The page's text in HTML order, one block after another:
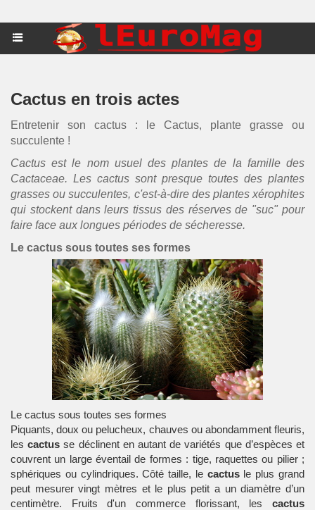
Cactus en trois actes
Entretenir son cactus : le Cactus, plante grasse ou
succulente !
Cactus est le nom usuel des plantes de la famille des
Cactaceae. Les cactus sont presque toutes des plantes
grasses ou succulentes, c'est-à-dire des plantes xérophites
qui stockent dans leurs tissus des réserves de "suc" pour
faire face aux longues périodes de sécheresse.
Le cactus sous toutes ses formes
Le cactus sous toutes ses formes
Piquants, doux ou pelucheux, chauves ou abondamment fleuris,
lescactus se déclinent en autant de variétés que d’espèces et
couvrent un large éventail de formes : tige, raquettes ou pilier ;
sphériques ou cylindriques. Côté taille, le cactusle plus grand
peut mesurer vingt mètres et le plus petit a un diamètre d’un
centimètre. Fruits d'un commerce florissant, les cactus